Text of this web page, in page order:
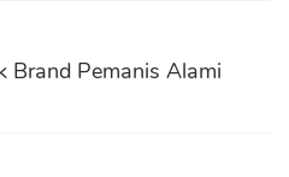
Brand Pemanis Alami